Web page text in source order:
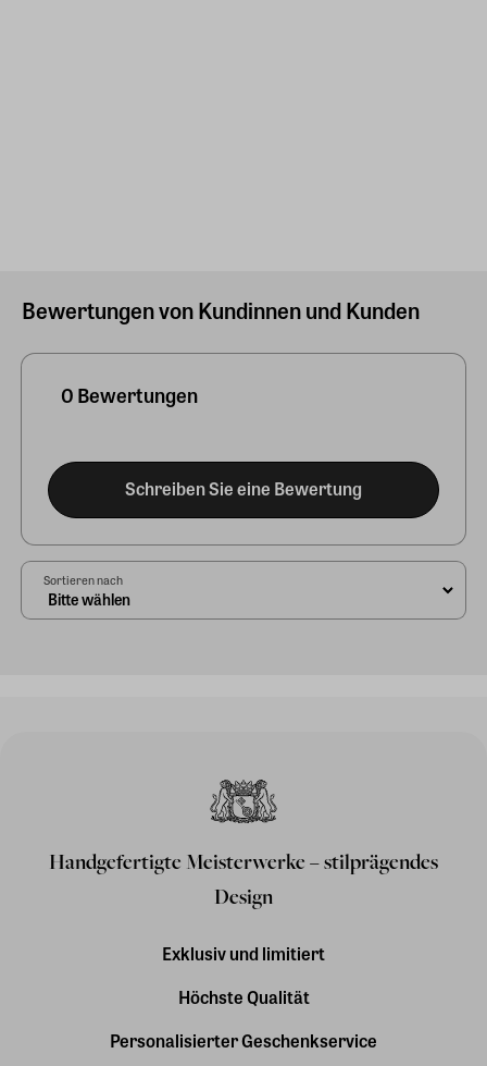
Bewertungen von Kundinnen und Kunden
0 Bewertungen
Schreiben Sie eine Bewertung
Sortieren nach
Handgefertigte Meisterwerke – stilprägendes
Design
Exklusiv und limitiert
Höchste Qualität
Personalisierter Geschenkservice